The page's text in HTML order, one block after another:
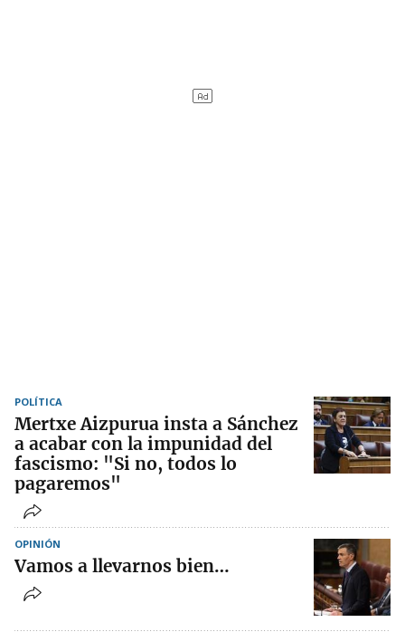
POLÍTICA
Mertxe Aizpurua insta a Sánchez
a acabar con la impunidad del
fascismo: "Si no, todos lo
pagaremos"
OPINIÓN
Vamos a llevarnos bien…